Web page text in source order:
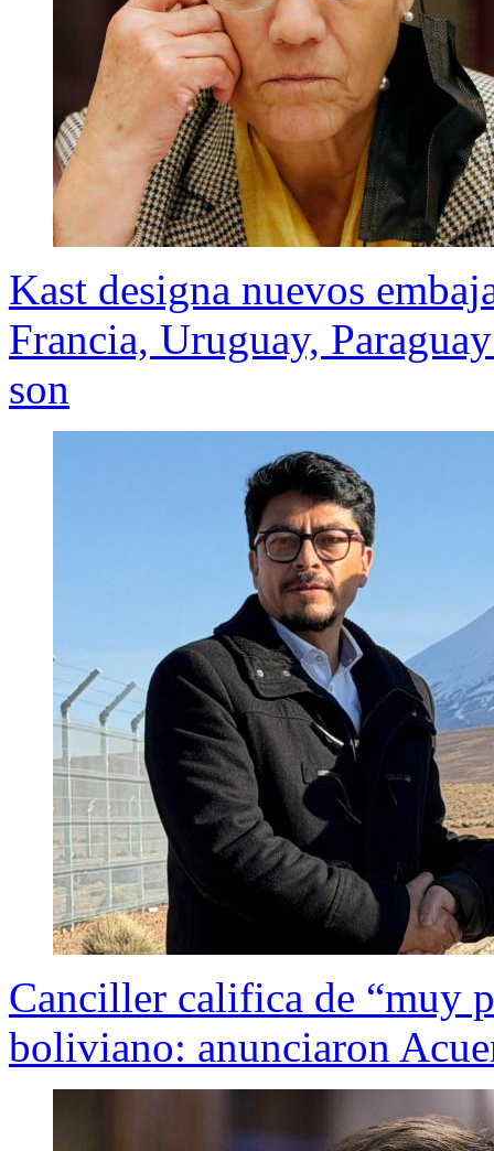
Kast designa nuevos
Francia, Uruguay,
son
Canciller califica de “muy
boliviano: anunciaron